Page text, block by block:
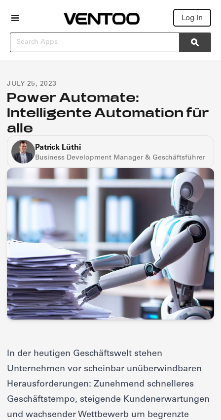
Search
Log In
JULY 25, 2023
Power Automate:
Intelligente Automation für
alle
Patrick Lüthi
Business Development Manager & Geschäftsführer
In der heutigen Geschäftswelt stehen
Unternehmen vor scheinbar unüberwindbaren
Herausforderungen: Zunehmend schnelleres
Geschäftstempo, steigende Kundenerwartungen
und wachsender Wettbewerb um begrenzte